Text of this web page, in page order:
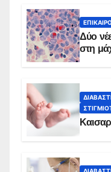
Δύο
στη